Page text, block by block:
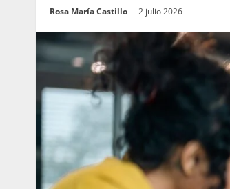
Rosa María Castillo 2 julio 2026